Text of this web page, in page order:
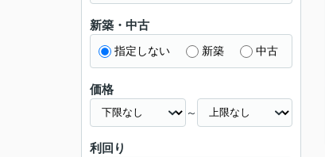
新築・中古
指定しない 新築 中古
価格
～
利回り